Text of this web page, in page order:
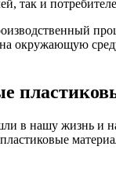
так и
окружающую
в нашу жизнь и